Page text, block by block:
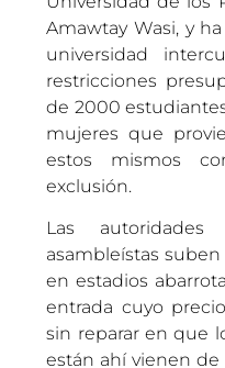
Amawtay Wasi, y
universidad
restricciones
de 2000
mujeres que
estos mismos
exclusión.
Las
asambleístas suben
en estadios
entrada cuyo
sin reparar en que
están ahí vienen